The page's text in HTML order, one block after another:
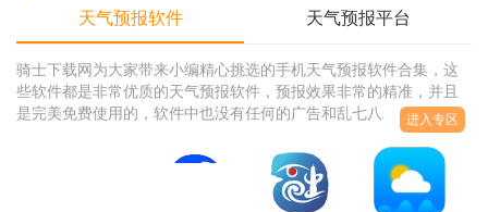
天气预报软件
天气预报平台
骑士下载网为大家带来小编精心挑选的手机天气预报软件合集，这
些软件都是非常优质的天气预报软件，预报效果非常的精准，并且
是完美免费使用的，软件中也没有任何的广告和乱七八糟的弹窗，
干净便捷高效，随时随地打开查看天气，如果你对天气预报有需要
的话一定不能错过哦，快有自带的悬浮窗功能，真是非常的好用
进入专区